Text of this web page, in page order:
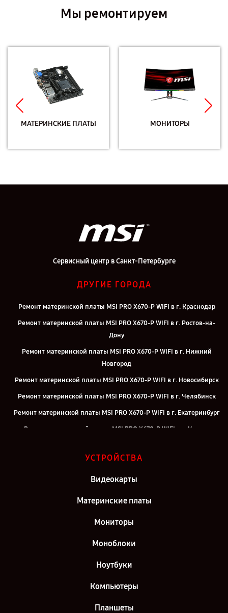
Мы ремонтируем
МАТЕРИНСКИЕ ПЛАТЫ МОНИТОРЫ
Сервисный центр в Санкт-Петербурге
ДРУГИЕ ГОРОДА
Ремонт материнской платы MSI PRO X670-P WIFI в г. Краснодар
Ремонт материнской платы MSI PRO X670-P WIFI в г. Ростов-на-
Дону
Ремонт материнской платы MSI PRO X670-P WIFI в г. Нижний
Новгород
Ремонт материнской платы MSI PRO X670-P WIFI в г. Новосибирск
Ремонт материнской платы MSI PRO X670-P WIFI в г. Челябинск
Ремонт материнской платы MSI PRO X670-P WIFI в г. Екатеринбург
Ремонт материнской платы MSI PRO X670-P WIFI в г. Казань
УСТРОЙСТВА
Видеокарты
Материнские платы
Мониторы
Моноблоки
Ноутбуки
Компьютеры
Планшеты